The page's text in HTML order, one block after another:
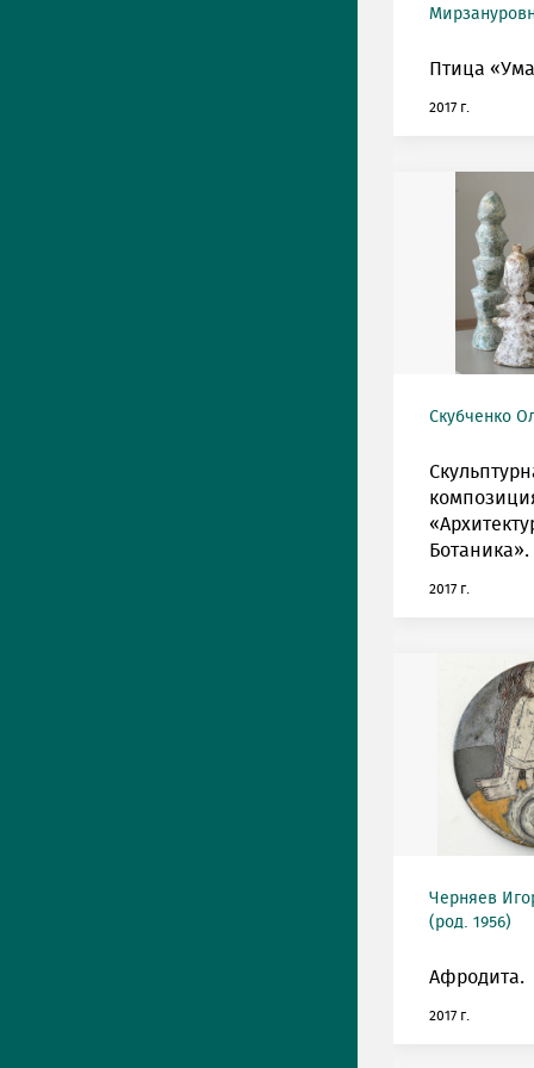
Птица
2017 г.
Скубченко
Ботаника».
2017 г.
Черняев
(род. 1956)
Афродита.
2017 г.